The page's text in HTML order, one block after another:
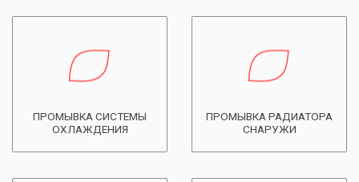
ПРОМЫВКА СИСТЕМЫ
ОХЛАЖДЕНИЯ
ПРОМЫВКА РАДИАТОРА
СНАРУЖИ